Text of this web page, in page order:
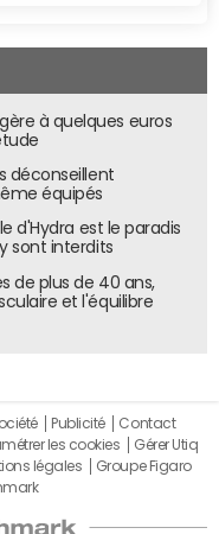
à quelques euros
déconseillent
équipés
d'Hydra est le paradis
sont interdits
de plus de 40 ans,
et l'équilibre
Publicité
Contact
les cookies
Gérer Utiq
légales
Groupe Figaro